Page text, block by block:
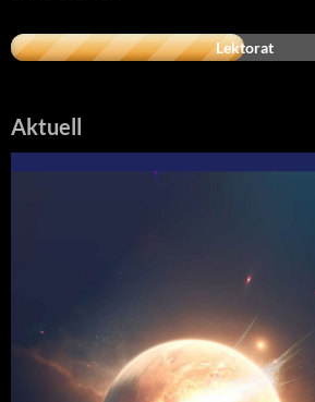
Lektorat
Aktuell